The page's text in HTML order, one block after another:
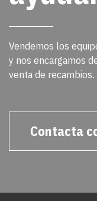
Vendemos los
y nos encargamos
venta de recambios.
Contacta